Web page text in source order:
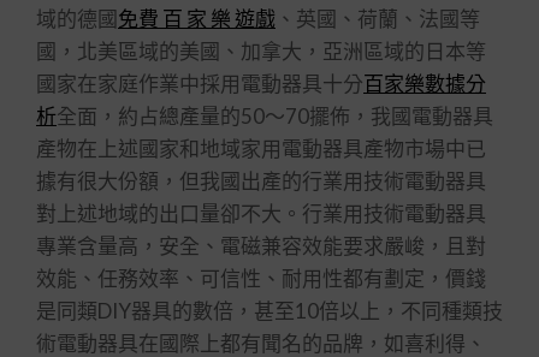
域的德國免費 百 家 樂 遊戲 、英國、荷蘭、法國等
國，北美區域的美國、加拿大，亞洲區域的日本等
國家在家庭作業中採用電動器具十分百家樂數據分
析全面，約占總產量的50～70擺佈，我國電動器具
產物在上述國家和地域家用電動器具產物市場中已
據有很大份額，但我國出產的行業用技術電動器具
對上述地域的出口量卻不大。行業用技術電動器具
專業含量高，安全、電磁兼容效能要求嚴峻，且對
效能、任務效率、可信性、耐用性都有劃定，價錢
是同類DIY器具的數倍，甚至10倍以上，不同種類技
術電動器具在國際上都有聞名的品牌，如喜利得、